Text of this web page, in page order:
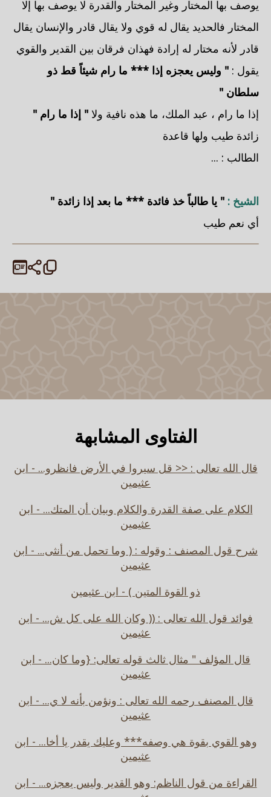
يوصف بها المختار وغير المختار والقدرة لا يوصف بها إلا
المختار فالحديد يقال له قوي ولا يقال قادر والإنسان يقال
قادر لأنه مختار له إرادة فهذان فرقان بين القدير والقوي
يقول : " وليس يعجزه إذا *** ما رام شيئاً قط ذو
سلطان "
إذا ما رام ، عبد الملك، ما هذه نافية ولا " إذا ما رام "
زائدة طيب ولها قاعدة
الطالب : ...
الشيخ : " يا طالباً خذ فائدة *** ما بعد إذا زائدة "
أي نعم طيب
الفتاوى المشابهة
قال الله تعالى : << قل سيروا في الأرض فانظرو... - ابن
عثيمين
الكلام على صفة القدرة والكلام وبيان أن المتك... - ابن
عثيمين
شرح قول المصنف : وقوله : ( وما تحمل من أنثى... - ابن
عثيمين
ذو القوة المتين ) - ابن عثيمين
فوائد قول الله تعالى : (( وكان الله على كل ش... - ابن
عثيمين
قال المؤلف " مثال ثالث قوله تعالى: {وما كان... - ابن
عثيمين
قال المصنف رحمه الله تعالى : ونؤمن بأنه لا ي... - ابن
عثيمين
وهو القوي بقوة هي وصفه*** وعليك يقدر يا أخا... - ابن
عثيمين
القراءة من قول الناظم: وهو القدير وليس يعجزه... - ابن